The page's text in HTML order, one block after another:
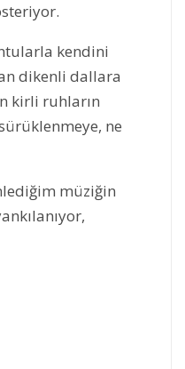
kendini
dikenli dallara
kirli ruhların
ne
müziğin